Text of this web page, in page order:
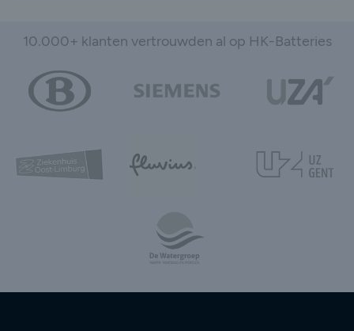
10.000+ klanten vertrouwden al op HK-Batteries